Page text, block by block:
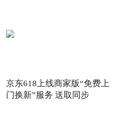
京东618上线商家版“免费上
门换新”服务 送取同步